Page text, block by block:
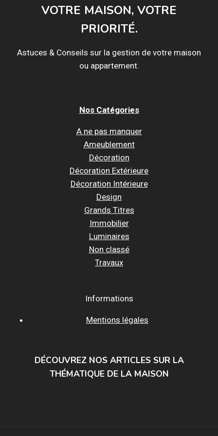
VOTRE MAISON, VOTRE
PRIORITÉ.
Astuces & Conseils sur la gestion de votre maison
ou appartement.
Nos Catégories
A ne pas manquer
Ameublement
Décoration
Décoration Extérieure
Décoration Intérieure
Design
Grands Titres
Immobilier
Luminaires
Non classé
Travaux
Informations
Mentions légales
DÉCOUVREZ NOS ARTICLES SUR LA
THÉMATIQUE DE LA MAISON